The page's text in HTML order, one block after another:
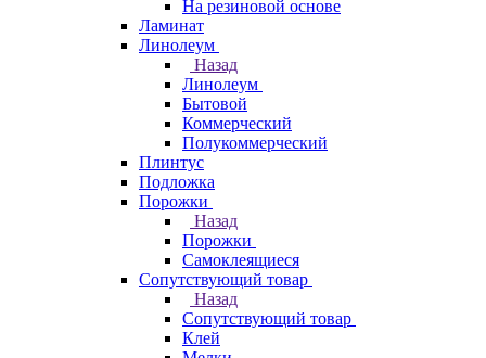
На резиновой основе
Ламинат
Линолеум
Назад
Линолеум
Бытовой
Коммерческий
Полукоммерческий
Плинтус
Подложка
Порожки
Назад
Порожки
Самоклеящиеся
Сопутствующий товар
Назад
Сопутствующий товар
Клей